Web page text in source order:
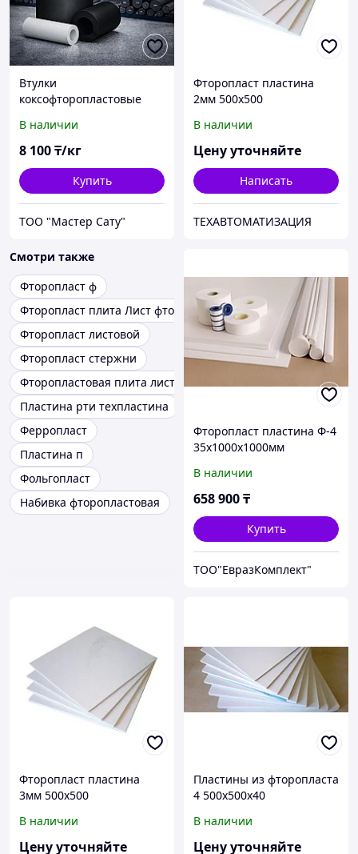
Втулки
коксофторопластовые
В наличии
8 100₸/кг
Купить
ТОО "Мастер Сату"
Фторопласт пластина
2мм 500х500
В наличии
Цену уточняйте
Написать
ТЕХАВТОМАТИЗАЦИЯ
Смотри также
Фторопласт ф
Фторопласт плита Лист фторопластовый
Фторопласт листовой
Фторопласт стержни
Фторопластовая плита лист
Пластина рти техпластина
Ферропласт
Пластина п
Фольгопласт
Набивка фторопластовая
Фторопласт пластина Ф-4
35х1000х1000мм
В наличии
658 900₸
Купить
ТОО"ЕвразКомплект"
Фторопласт пластина
3мм 500х500
В наличии
Цену уточняйте
Пластины из фторопласта
4 500х500х40
В наличии
Цену уточняйте